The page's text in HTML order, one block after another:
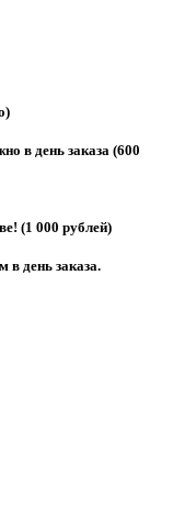
в день заказа (600
(1 000 рублей)
день заказа.